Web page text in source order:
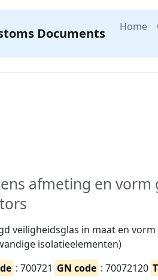
Documents Home
afmeting en
veiligheidsglas in maat en
isolatieelementen)
: 700721 GN code : 70072120